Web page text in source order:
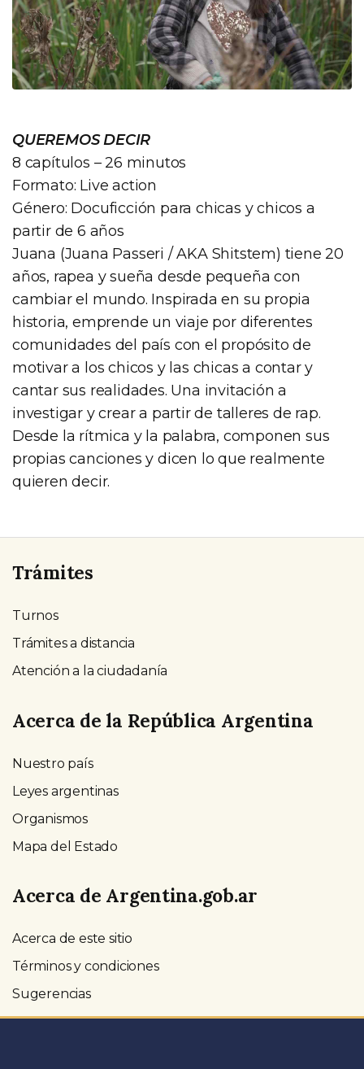
QUEREMOS DECIR
8 capítulos – 26 minutos
Formato: Live action
Género: Docuficción para chicas y chicos a
partir de 6 años
Juana (Juana Passeri / AKA Shitstem) tiene 20
años, rapea y sueña desde pequeña con
cambiar el mundo. Inspirada en su propia
historia, emprende un viaje por diferentes
comunidades del país con el propósito de
motivar a los chicos y las chicas a contar y
cantar sus realidades. Una invitación a
investigar y crear a partir de talleres de rap.
Desde la rítmica y la palabra, componen sus
propias canciones y dicen lo que realmente
quieren decir.
Trámites
Turnos
Trámites a distancia
Atención a la ciudadanía
Acerca de la República Argentina
Nuestro país
Leyes argentinas
Organismos
Mapa del Estado
Acerca de Argentina.gob.ar
Acerca de este sitio
Términos y condiciones
Sugerencias